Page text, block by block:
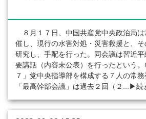
８月１７日、中国共産党中央政治局は
催し、現行の水害対処・災害救援と、
研究し、手配を行った。同会議は習近
要講話（内容未公表）を行ったという
７」党中央指導部を構成する７人の常
「最高幹部会議」は過去２回（２...
▶続